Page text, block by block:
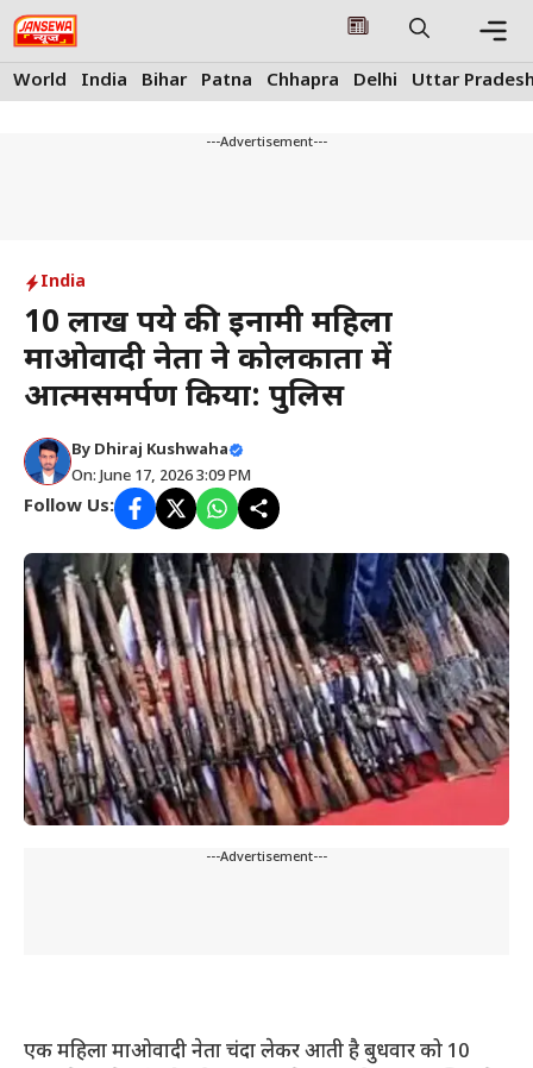
Skip
to
content
World India Bihar Patna Chhapra Delhi Uttar
---Advertisement---
India
10 लाख रुपये की इनामी महिला
माओवादी नेता ने कोलकाता में
आत्मसमर्पण किया: पुलिस
By Dhiraj Kushwaha
On: June 17, 2026 3:09 PM
Follow Us:
---Advertisement---
एक महिला माओवादी नेता चंदा लेकर आती हैबुधवार को 10